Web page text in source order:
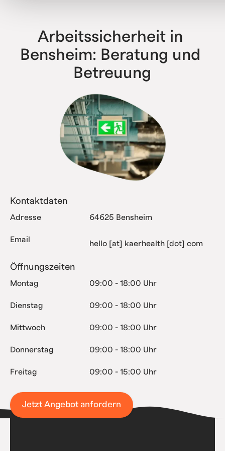
Arbeitssicherheit in
Bensheim: Beratung und
Betreuung
Kontaktdaten
Adresse 64625 Bensheim
Email hello [at] kaerhealth [dot] com
Öffnungszeiten
Montag 09:00 - 18:00 Uhr
Dienstag 09:00 - 18:00 Uhr
Mittwoch 09:00 - 18:00 Uhr
Donnerstag 09:00 - 18:00 Uhr
Freitag 09:00 - 15:00 Uhr
Jetzt Angebot anfordern